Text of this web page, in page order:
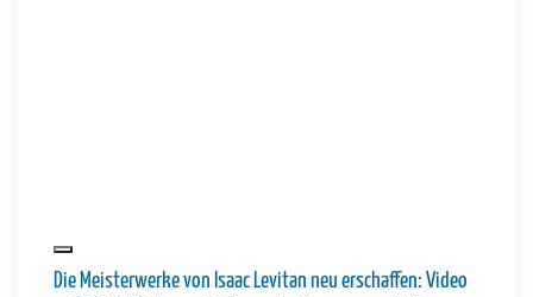
Die Meisterwerke von Isaac Levitan neu erschaffen: Video